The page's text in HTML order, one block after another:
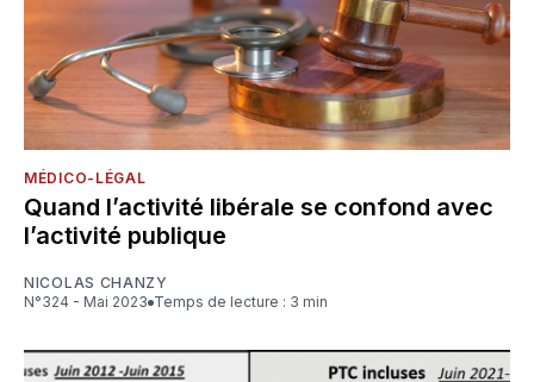
MÉDICO-LÉGAL
Quand l’activité libérale se confond avec
l’activité publique
NICOLAS CHANZY
N°324 - Mai 2023
Temps de lecture : 3 min